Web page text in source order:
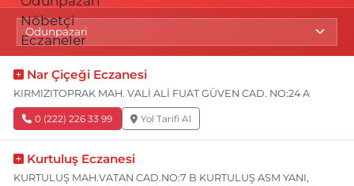
Nar Çiçeği Eczanesi
KIRMIZITOPRAK MAH. VALİ ALİ FUAT GÜVEN CAD. NO:24 A
0 (222) 226 33 99 Yol Tarifi Al
Kurtuluş Eczanesi
KURTULUŞ MAH.VATAN CAD.NO:7 B KURTULUŞ ASM YANI,